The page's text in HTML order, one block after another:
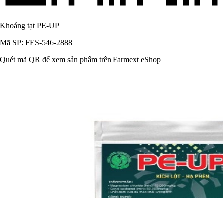
Khoáng tạt PE-UP
Mã SP: FES-546-2888
Quét mã QR để xem sản phẩm trên Farmext eShop